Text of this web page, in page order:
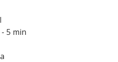
5 min